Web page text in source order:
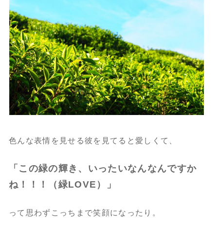
色んな表情を見せる彼を見てると愛しくて、
「この緑の輝き、いったいなんなんですか
ね！！！（緑LOVE）」
って思わずこっちまで笑顔になったり。